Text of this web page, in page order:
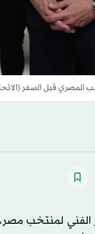
المصري قبل السفر
لمنتخب مصر،